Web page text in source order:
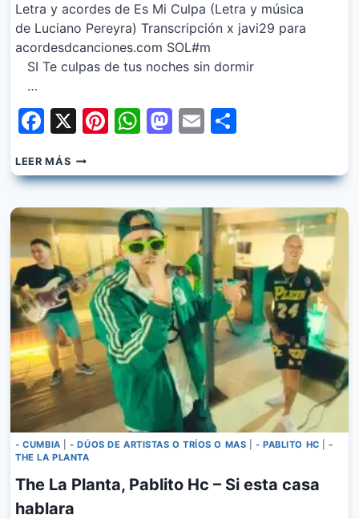
Letra y acordes de Es Mi Culpa (Letra y música
de Luciano Pereyra) Transcripción x javi29 para
acordesdcanciones.com SOL#m
SI Te culpas de tus noches sin dormir
…
Facebook
X Pinterest
WhatsApp
Mastodon
Email
LEER MÁSLUCIANO
PEREYRA,
THE
PLANTA,
UN
POCO
DE
RUIDO,
PINKY
SD
–
ES
MI
CULPA
- CUMBIA |- DÚOS DE ARTISTAS O TRÍOS O MAS - PABLITO HC |-
THE LA PLANTA
The La Planta, Pablito Hc – Si esta casa
hablara